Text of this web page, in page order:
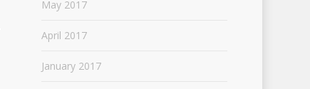
May 2017
April 2017
January 2017